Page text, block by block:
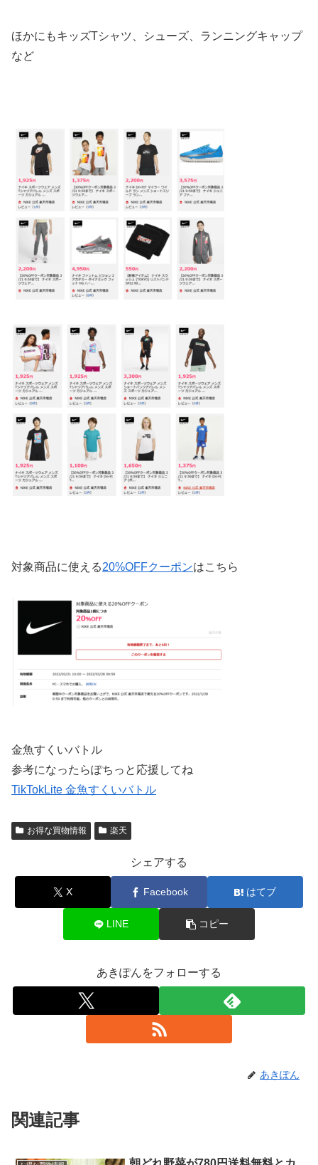
ほかにもキッズTシャツ、シューズ、ランニングキャップ
など
対象商品に使える20%OFFクーポンはこちら
金魚すくいバトル
参考になったらぽちっと応援してね
TikTokLite 金魚すくいバトル
お得な買物情報 楽天
シェアする
X Facebook はてブ
LINE コピー
あきぽんをフォローする
あきぽん
関連記事